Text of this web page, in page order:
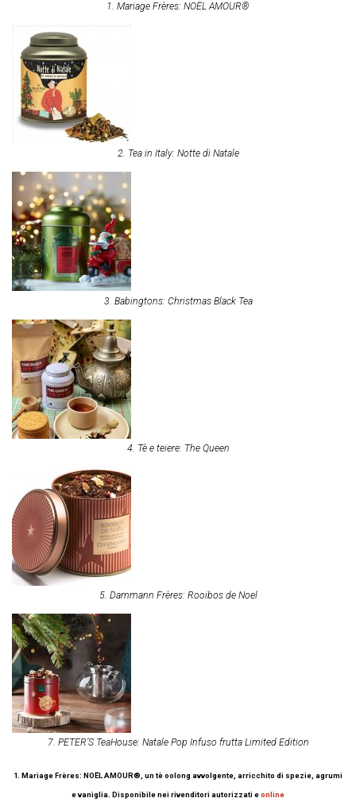
1. Mariage Frères: NOËL AMOUR®
2. Tea in Italy: Notte di Natale
3. Babingtons: Christmas Black Tea
4. Tè e teiere: The Queen
5. Dammann Frères: Rooibos de Noel
7. PETER’S TeaHouse: Natale Pop Infuso frutta Limited Edition
1. Mariage Frères: NOËL AMOUR®, un tè oolong avvolgente, arricchito di spezie, agrumi
e vaniglia. Disponibile nei rivenditori autorizzati eonline